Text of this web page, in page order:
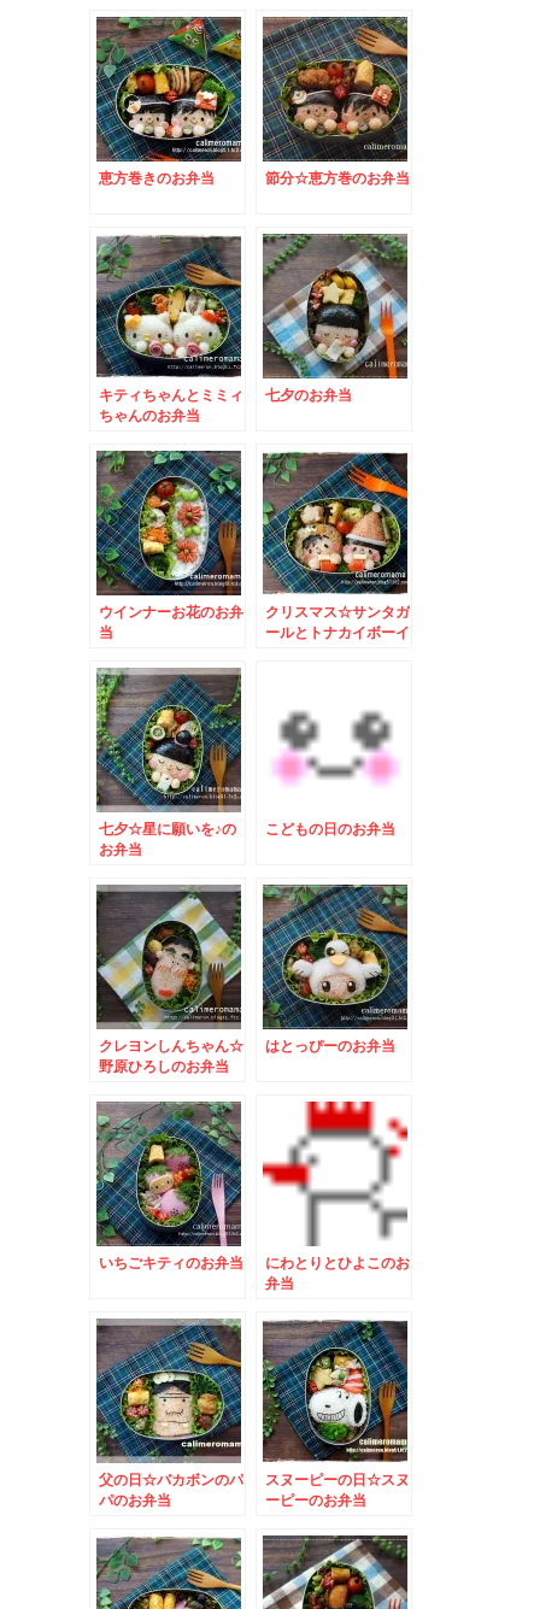
恵方巻きのお弁当 節分☆恵方巻のお弁当
キティちゃんとミミィ
ちゃんのお弁当
七夕のお弁当
ウインナーお花のお弁
当
クリスマス☆サンタガ
ールとトナカイボーイ
七夕☆星に願いを♪の
お弁当
こどもの日のお弁当
クレヨンしんちゃん☆
野原ひろしのお弁当
はとっぴーのお弁当
いちごキティのお弁当
にわとりとひよこのお
弁当
父の日☆バカボンのパ
パのお弁当
スヌーピーの日☆スヌ
ーピーのお弁当